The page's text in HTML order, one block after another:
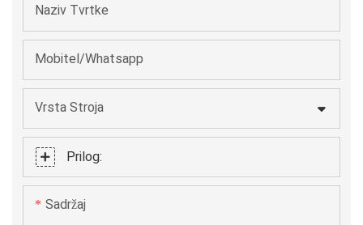
Naziv Tvrtke
Mobitel/Whatsapp
Vrsta Stroja
Prilog:
Sadržaj